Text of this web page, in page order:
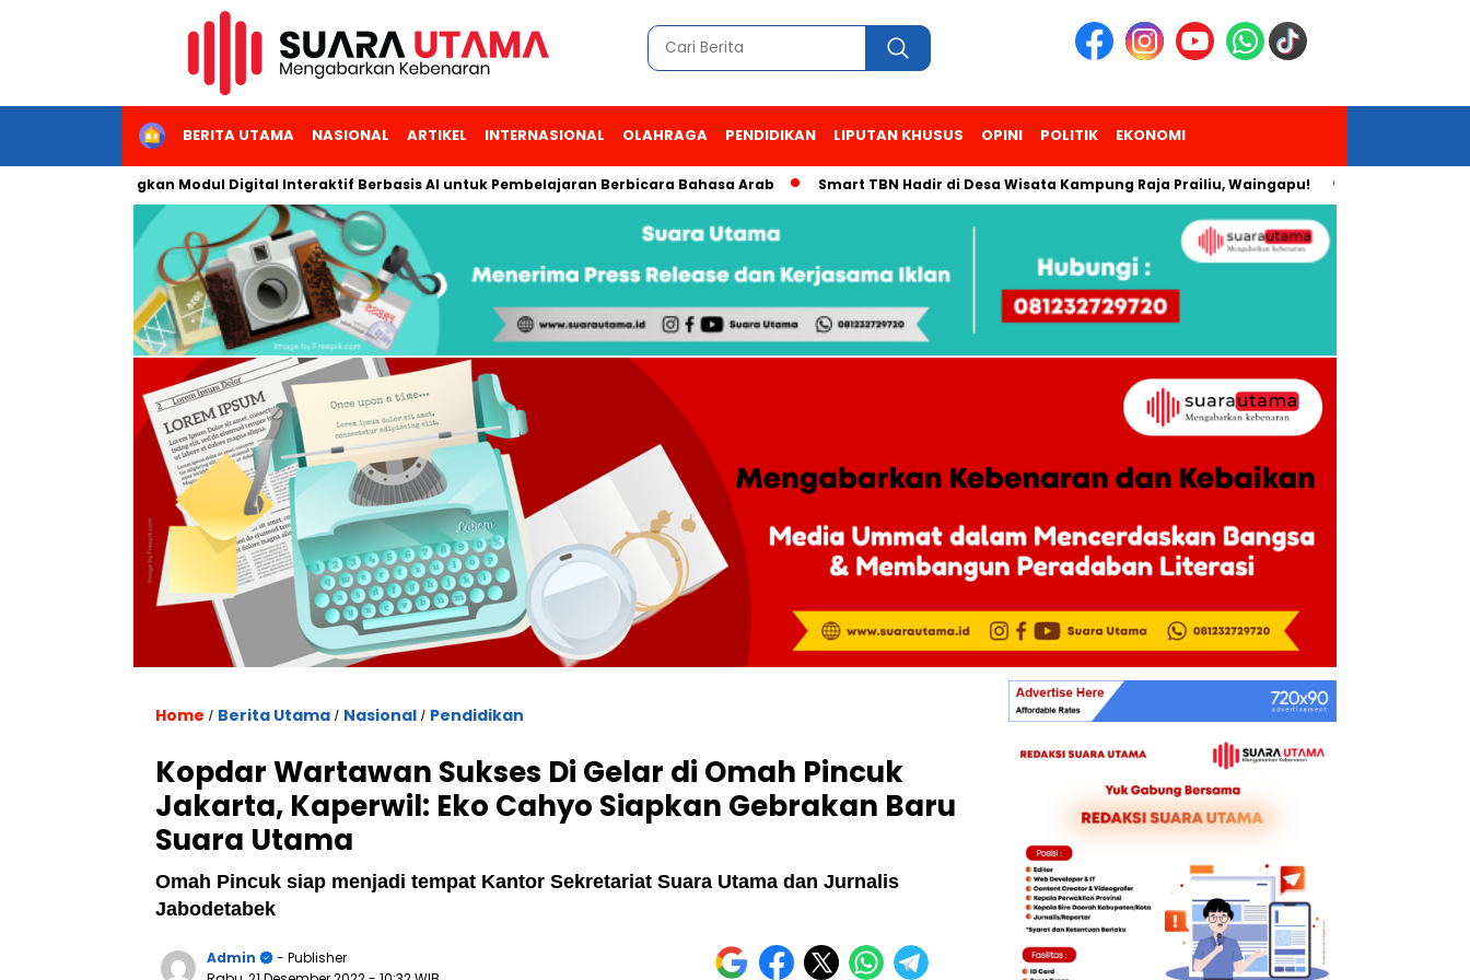
HOMEBERITA UTAMA NASIONAL ARTIKEL INTERNASIONAL OLAHRAGA PENDIDIKAN LIPUTAN KHUSUS OPINI POLITIK EKONOMI
Modul Digital Interaktif Berbasis AI untuk Pembelajaran Berbicara Bahasa Arab Smart TBN Hadir di Desa Wisata Kampung Raja Prailiu, Waingapu! Dua Pendaki Gunung
Home / Berita Utama / Nasional / Pendidikan
Kopdar Wartawan Sukses Di Gelar di Omah Pincuk
Jakarta, Kaperwil: Eko Cahyo Siapkan Gebrakan Baru
Suara Utama
Omah Pincuk siap menjadi tempat Kantor Sekretariat Suara Utama dan Jurnalis
Jabodetabek
Admin
- Publisher